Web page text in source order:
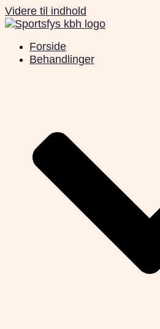
Videre til indhold
Forside
Behandlinger